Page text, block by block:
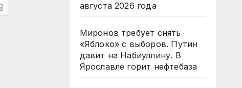
августа 2026 года
Миронов требует снять
«Яблоко» с выборов. Путин
давит на Набиуллину. В
Ярославле горит нефтебаза